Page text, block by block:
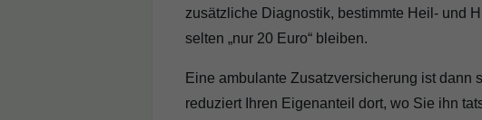
zusätzliche Diagnostik, bestimmte Heil- und
selten „nur 20 Euro“ bleiben.
Eine ambulante Zusatzversicherung ist
reduziert Ihren Eigenanteil dort, wo Sie ihn